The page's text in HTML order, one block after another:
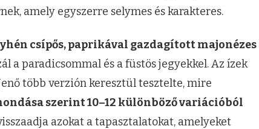
amely egyszerre selymes és karakteres.
csípős, paprikával gazdagított majonézes
a paradicsommal és a füstös jegyekkel. Az ízek
több verzión keresztül tesztelte, mire
szerint 10–12 különböző variációból
azokat a tapasztalatokat, amelyeket